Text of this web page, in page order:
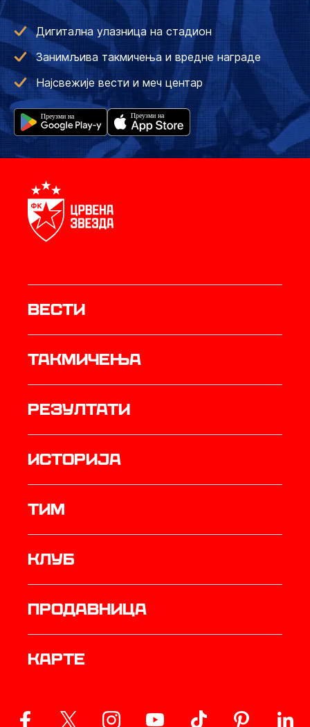
Дигитална улазница на стадион
Занимљива такмичења и вредне награде
Најсвежије вести и меч центар
Вести
Такмичења
резултати
историја
ТИМ
Клуб
продавница
Карте